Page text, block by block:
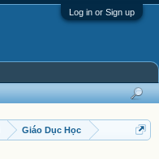
Log in or Sign up
Giáo Dục Học